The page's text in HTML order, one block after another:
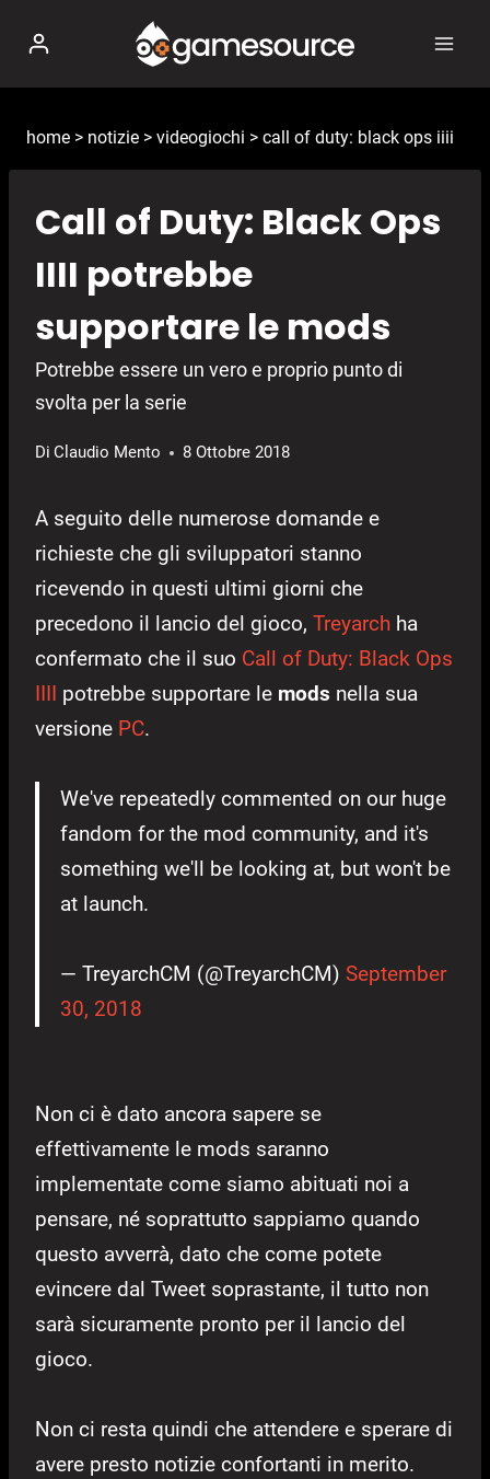
contenuto
home > notizie > videogiochi > call of duty: black ops iiii
Call of Duty: Black Ops
IIII potrebbe
supportare le mods
Potrebbe essere un vero e proprio punto di
svolta per la serie
Di Claudio Mento 8 Ottobre 2018
A seguito delle numerose domande e
richieste che gli sviluppatori stanno
ricevendo in questi ultimi giorni che
precedono il lancio del gioco, Treyarch ha
confermato che il suo Call of Duty: Black Ops
IIII potrebbe supportare le mods nella sua
versione PC.
We've repeatedly commented on our huge
fandom for the mod community, and it's
something we'll be looking at, but won't be
at launch.
— TreyarchCM (@TreyarchCM) September
30, 2018
Non ci è dato ancora sapere se
effettivamente le mods saranno
implementate come siamo abituati noi a
pensare, né soprattutto sappiamo quando
questo avverrà, dato che come potete
evincere dal Tweet soprastante, il tutto non
sarà sicuramente pronto per il lancio del
gioco.
Non ci resta quindi che attendere e sperare di
avere presto notizie confortanti in merito.